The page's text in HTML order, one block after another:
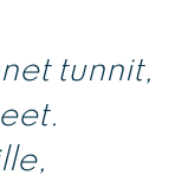
tunnit,